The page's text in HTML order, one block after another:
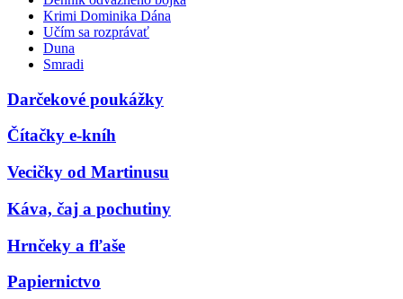
Krimi Dominika Dána
Učím sa rozprávať
Duna
Smradi
Darčekové poukážky
Čítačky e-kníh
Vecičky od Martinusu
Káva, čaj a pochutiny
Hrnčeky a fľaše
Papiernictvo